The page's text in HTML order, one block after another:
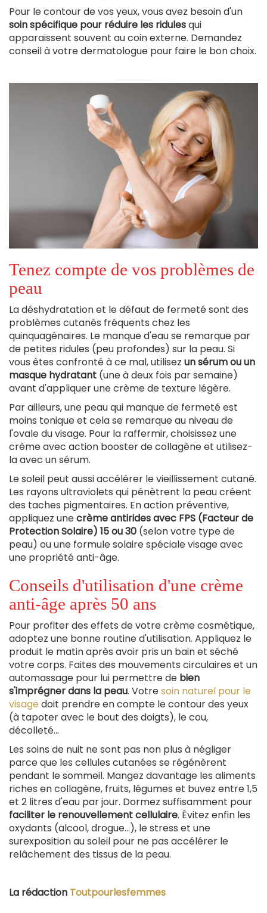
Pour le contour de vos yeux, vous avez besoin d'un
soin spécifique pour réduire les ridulesqui
apparaissent souvent au coin externe. Demandez
conseil à votre dermatologue pour faire le bon choix.
Tenez compte de vos problèmes de
peau
La déshydratation et le défaut de fermeté sont des
problèmes cutanés fréquents chez les
quinquagénaires. Le manque d'eau se remarque par
de petites ridules (peu profondes) sur la peau. Si
vous êtes confronté à ce mal, utilisez un sérum ou un
masque hydratant (une à deux fois par semaine)
avant d'appliquer une crème de texture légère.
Par ailleurs, une peau qui manque de fermeté est
moins tonique et cela se remarque au niveau de
l'ovale du visage. Pour la raffermir, choisissez une
crème avec action booster de collagène et utilisez-
la avec un sérum.
Le soleil peut aussi accélérer le vieillissement cutané.
Les rayons ultraviolets qui pénètrent la peau créent
des taches pigmentaires. En action préventive,
appliquez unecrème antirides avec FPS (Facteur de
Protection Solaire) 15 ou 30 (selon votre type de
peau) ou une formule solaire spéciale visage avec
une propriété anti-âge.
Conseils d'utilisation d'une crème
anti-âge après 50 ans
Pour profiter des effets de votre crème cosmétique,
adoptez une bonne routine d'utilisation. Appliquez le
produit le matin après avoir pris un bain et séché
votre corps. Faites des mouvements circulaires et un
automassage pour lui permettre de bien
s'imprégner dans la peau. Votresoin naturel pour le
visage doit prendre en compte le contour des yeux
(à tapoter avec le bout des doigts), le cou,
décolleté…
Les soins de nuit ne sont pas non plus à négliger
parce que les cellules cutanées se régénèrent
pendant le sommeil. Mangez davantage les aliments
riches en collagène, fruits, légumes et buvez entre 1,5
et 2 litres d'eau par jour. Dormez suffisamment pour
faciliter le renouvellement cellulaire. Évitez enfin les
oxydants (alcool, drogue…), le stress et une
surexposition au soleil pour ne pas accélérer le
relâchement des tissus de la peau.
La rédaction Toutpourlesfemmes